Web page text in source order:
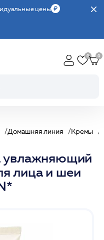
цены
Домашняя линия Кремы
увлажняющий
лица и шеи